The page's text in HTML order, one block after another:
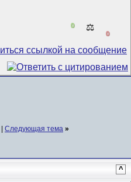
0 ⚖️
0
Следующая тема »
^